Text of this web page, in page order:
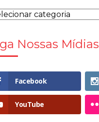
Nossas Mídias
Facebook
YouTube